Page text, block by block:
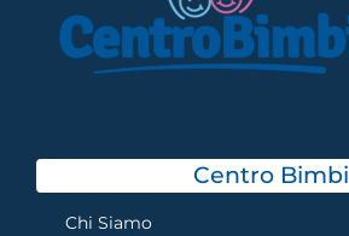
Centro Bimbi
Chi Siamo